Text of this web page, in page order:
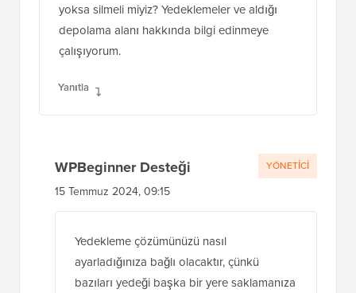
yoksa silmeli miyiz? Yedeklemeler ve aldığı
depolama alanı hakkında bilgi edinmeye
çalışıyorum.
Yanıtla
WPBeginner Desteği
15 Temmuz 2024, 09:15
Yedekleme çözümünüzü nasıl
ayarladığınıza bağlı olacaktır, çünkü
bazıları yedeği başka bir yere saklamanıza
YÖNETICI